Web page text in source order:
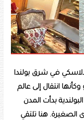
في شرق بولندا
انتقال إلى عالم
بدأت المدن
الصغيرة. هنا تلتقي